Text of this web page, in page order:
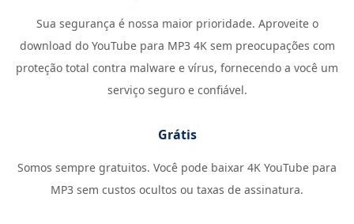
Sua segurança é nossa maior prioridade. Aproveite o
download do YouTube para MP3 4K sem preocupações com
proteção total contra malware e vírus, fornecendo a você um
serviço seguro e confiável.
Grátis
Somos sempre gratuitos. Você pode baixar 4K YouTube para
MP3 sem custos ocultos ou taxas de assinatura.